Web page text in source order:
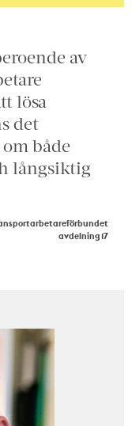
av
lösa
det
både
långsiktig
avdelning 17